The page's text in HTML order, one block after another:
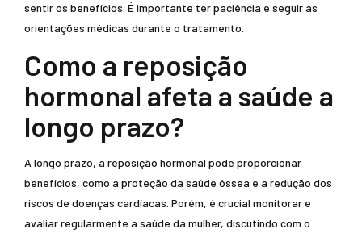
sentir os benefícios. É importante ter paciência e seguir as
orientações médicas durante o tratamento.
Como a reposição
hormonal afeta a saúde a
longo prazo?
A longo prazo, a reposição hormonal pode proporcionar
benefícios, como a proteção da saúde óssea e a redução dos
riscos de doenças cardíacas. Porém, é crucial monitorar e
avaliar regularmente a saúde da mulher, discutindo com o